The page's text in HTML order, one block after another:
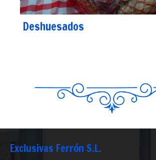
Deshuesados
Exclusivas Ferrón S.L.